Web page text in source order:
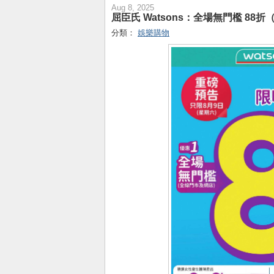
Aug 8, 2025
屈臣氏 Watsons：全場無門檻 88折
分類： 娛樂購物